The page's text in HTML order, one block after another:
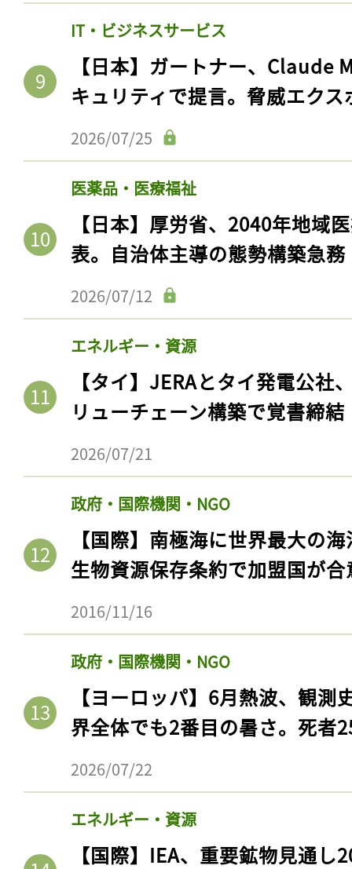
IT・ビジネスサービス
【日本】ガートナー、Claude
キュリティで提言。脅威エク
2026/07/25
医薬品・医療福祉
【日本】厚労省、2040年地域
表。自治体主導の態勢構築急務
2026/07/12
エネルギー・資源
【タイ】JERAとタイ発電公社
リューチェーン構築で覚書締結
2026/07/21
政府・国際機関・NGO
【国際】南極海に世界最大の
生物資源保存条約で加盟国が合
2016/11/16
政府・国際機関・NGO
【ヨーロッパ】6月熱波、観
界全体でも2番目の暑さ。死者
2026/07/22
エネルギー・資源
【国際】IEA、重要鉱物見通